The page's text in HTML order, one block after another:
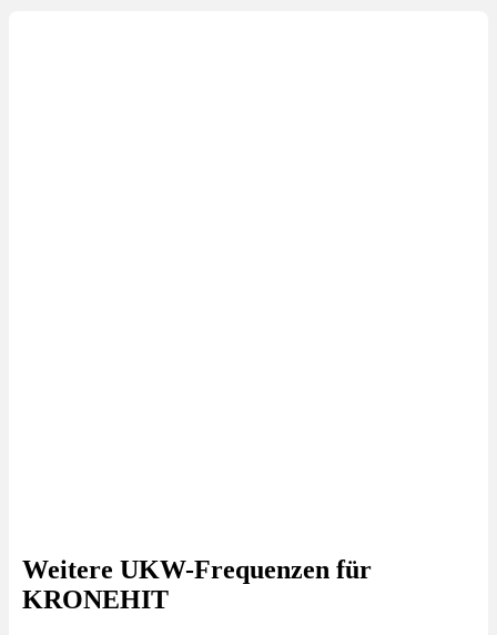
Weitere UKW-Frequenzen für
KRONEHIT